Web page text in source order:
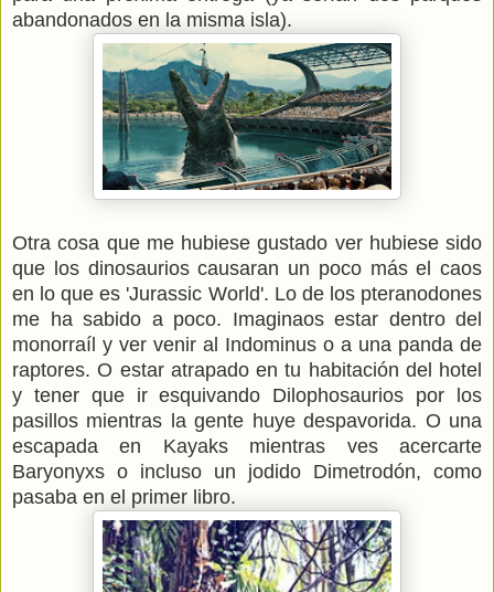
abandonados en la misma isla).
Otra cosa que me hubiese gustado ver hubiese sido
que los dinosaurios causaran un poco más el caos
en lo que es 'Jurassic World'. Lo de los pteranodones
me ha sabido a poco. Imaginaos estar dentro del
monorraíl y ver venir al Indominus o a una panda de
raptores. O estar atrapado en tu habitación del hotel
y tener que ir esquivando Dilophosaurios por los
pasillos mientras la gente huye despavorida. O una
escapada en Kayaks mientras ves acercarte
Baryonyxs o incluso un jodido Dimetrodón, como
pasaba en el primer libro.